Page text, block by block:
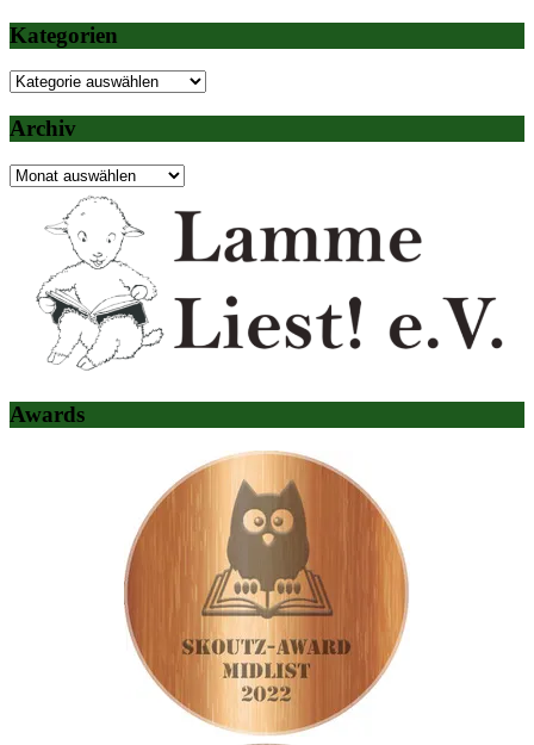
Kategorien
Kategorien
Archiv
Archiv
Awards